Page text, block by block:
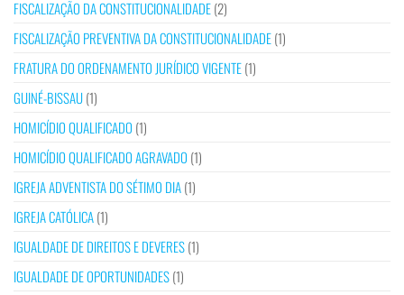
FISCALIZAÇÃO DA CONSTITUCIONALIDADE(2)
FISCALIZAÇÃO PREVENTIVA DA CONSTITUCIONALIDADE(1)
FRATURA DO ORDENAMENTO JURÍDICO VIGENTE(1)
GUINÉ-BISSAU(1)
HOMICÍDIO QUALIFICADO (1)
HOMICÍDIO QUALIFICADO AGRAVADO (1)
IGREJA ADVENTISTA DO SÉTIMO DIA(1)
IGREJA CATÓLICA(1)
IGUALDADE DE DIREITOS E DEVERES(1)
IGUALDADE DE OPORTUNIDADES(1)